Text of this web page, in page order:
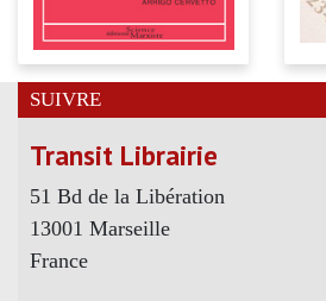
SUIVRE
Transit Librairie
51 Bd de la Libération
13001 Marseille
France